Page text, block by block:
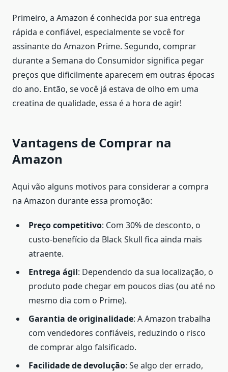
Primeiro, a Amazon é conhecida por sua entrega
rápida e confiável, especialmente se você for
assinante do Amazon Prime. Segundo, comprar
durante a Semana do Consumidor significa pegar
preços que dificilmente aparecem em outras épocas
do ano. Então, se você já estava de olho em uma
creatina de qualidade, essa é a hora de agir!
Vantagens de Comprar na
Amazon
Aqui vão alguns motivos para considerar a compra
na Amazon durante essa promoção:
Preço competitivo: Com 30% de desconto, o
custo-benefício da Black Skull fica ainda mais
atraente.
Entrega ágil: Dependendo da sua localização, o
produto pode chegar em poucos dias (ou até no
mesmo dia com o Prime).
Garantia de originalidade: A Amazon trabalha
com vendedores confiáveis, reduzindo o risco
de comprar algo falsificado.
Facilidade de devolução: Se algo der errado,